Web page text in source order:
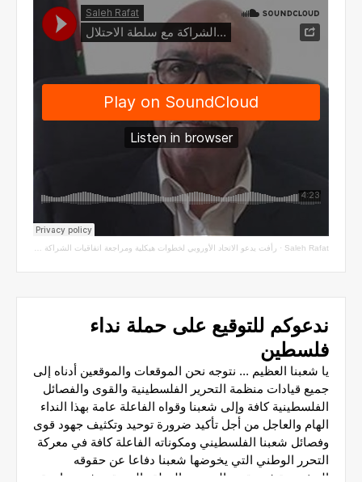
Saleh Rafat
· رأفت يدعو الاتحاد الأوروبي لخطوات هيكلية ومراجعة اتفاقيات الشراكة مع سلطة الاحتلال